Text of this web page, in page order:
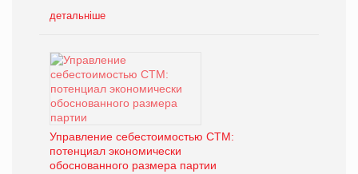
детальніше
Управление себестоимостью СТМ:
потенциал экономически
обоснованного размера партии